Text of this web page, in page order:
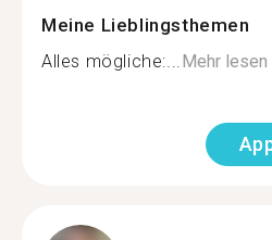
Meine Lieblingsthemen
Alles mögliche:...Mehr lesen